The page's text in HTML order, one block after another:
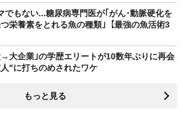
でもない...糖尿病専門医が｢がん･動脈硬化を
栄養素をとれる魚の種類｣【最強の魚活術3
大企業｣の学歴エリートが10数年ぶりに再会
"に打ちのめされたワケ
もっと見る